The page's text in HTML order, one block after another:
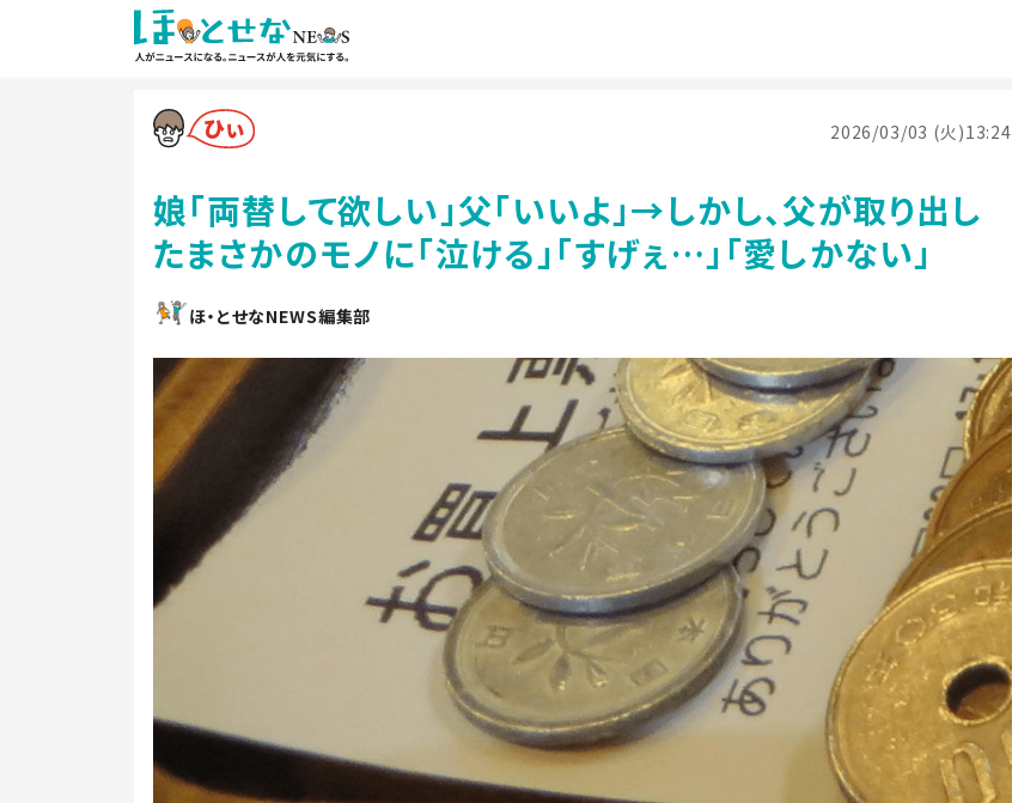
2026/03/03 (火)13:24
娘「両替して欲しい」父「いいよ」→しかし、父が取り出し
たまさかのモノに「泣ける」「すげぇ…」「愛しかない」
ほ・とせなNEWS編集部